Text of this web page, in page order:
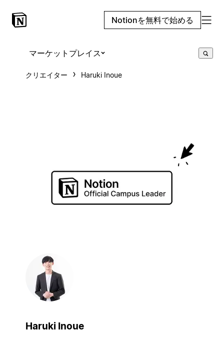
Notionを無料で始める
マーケットプレイス
クリエイター Haruki Inoue
Haruki Inoue